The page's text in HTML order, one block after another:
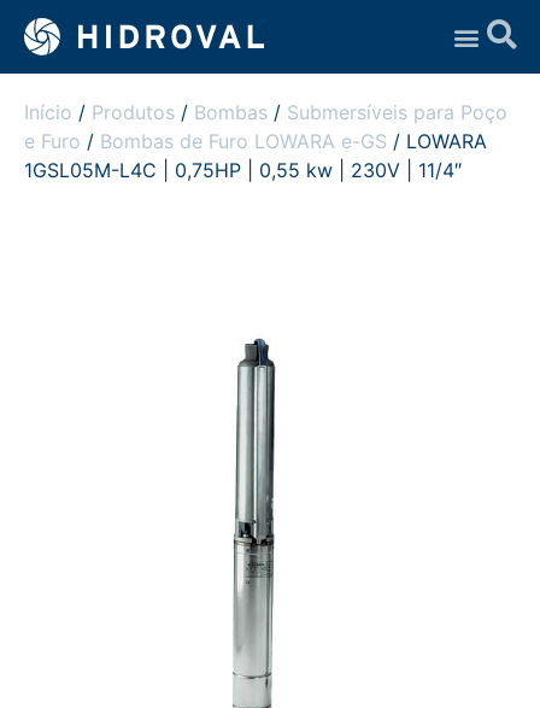
Início / Produtos / Bombas / Submersíveis para Poço
e Furo / Bombas de Furo LOWARA e-GS / LOWARA
1GSL05M-L4C | 0,75HP | 0,55 kw | 230V | 11/4″